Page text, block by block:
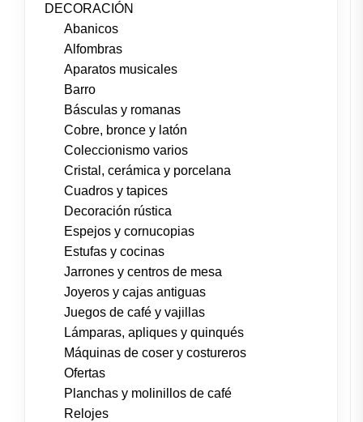
DECORACIÓN
Abanicos
Alfombras
Aparatos musicales
Barro
Básculas y romanas
Cobre, bronce y latón
Coleccionismo varios
Cristal, cerámica y porcelana
Cuadros y tapices
Decoración rústica
Espejos y cornucopias
Estufas y cocinas
Jarrones y centros de mesa
Joyeros y cajas antiguas
Juegos de café y vajillas
Lámparas, apliques y quinqués
Máquinas de coser y costureros
Ofertas
Planchas y molinillos de café
Relojes